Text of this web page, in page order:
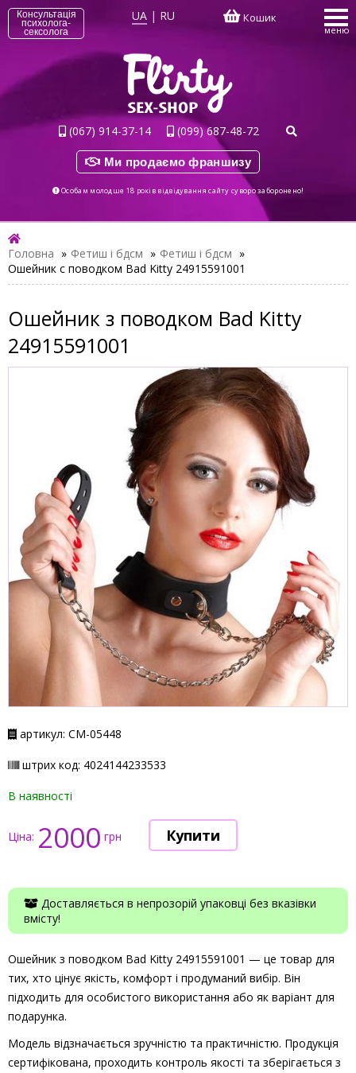
Консультація
психолога-
сексолога
UA | RU Кошик
меню
(067) 914-37-14 (099) 687-48-72
Ми продаємо франшизу
Особам молодше 18 років відвідування сайту суворо заборонено!
Головна » Фетиш і бдсм » Фетиш і бдсм »
Ошейник с поводком Bad Kitty 24915591001
Ошейник з поводком Bad Kitty
24915591001
артикул: СМ-05448
штрих код: 4024144233533
В наявності
Ціна: 2000 грн
Доставляється в непрозорій упаковці без вказівки
вмісту!
Ошейник з поводком Bad Kitty 24915591001 — це товар для
тих, хто цінує якість, комфорт і продуманий вибір. Він
підходить для особистого використання або як варіант для
подарунка.
Модель відзначається зручністю та практичністю. Продукція
сертифікована, проходить контроль якості та зберігається з